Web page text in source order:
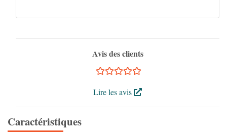
Avis des clients
Lire les avis
Caractéristiques